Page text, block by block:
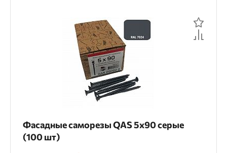
Фасадные саморезы QAS 5х90 серые
(100 шт)